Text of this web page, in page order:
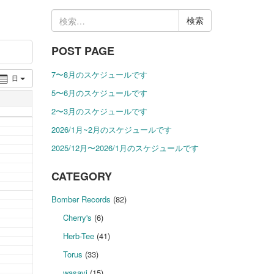
日
検
索:
POST PAGE
7〜8月のスケジュールです
5〜6月のスケジュールです
2〜3月のスケジュールです
2026/1月~2月のスケジュールです
2025/12月〜2026/1月のスケジュールです
CATEGORY
Bomber Records (82)
Cherry's (6)
Herb-Tee (41)
Torus (33)